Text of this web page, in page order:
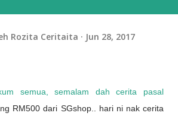
Rozita Ceritaita Jun 28, 2017
semua, semalam dah cerita pasal
RM500 dari SGshop.. hari ni nak cerita